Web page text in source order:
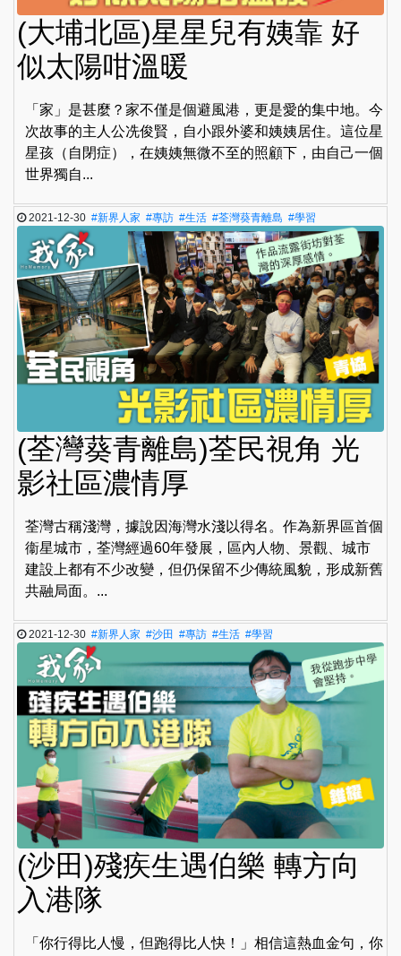
(大埔北區)星星兒有姨靠 好
似太陽咁溫暖
「家」是甚麼？家不僅是個避風港，更是愛的集中地。今
次故事的主人公冼俊賢，自小跟外婆和姨姨居住。這位星
星孩（自閉症），在姨姨無微不至的照顧下，由自己一個
世界獨自...
2021-12-30#新界人家 #專訪 #生活 #荃灣葵青離島 #學習
(荃灣葵青離島)荃民視角 光
影社區濃情厚
荃灣古稱淺灣，據說因海灣水淺以得名。作為新界區首個
衞星城市，荃灣經過60年發展，區內人物、景觀、城市
建設上都有不少改變，但仍保留不少傳統風貌，形成新舊
共融局面。...
2021-12-30#新界人家 #沙田 #專訪 #生活 #學習
(沙田)殘疾生遇伯樂 轉方向
入港隊
「你行得比人慢，但跑得比人快！」相信這熱血金句，你